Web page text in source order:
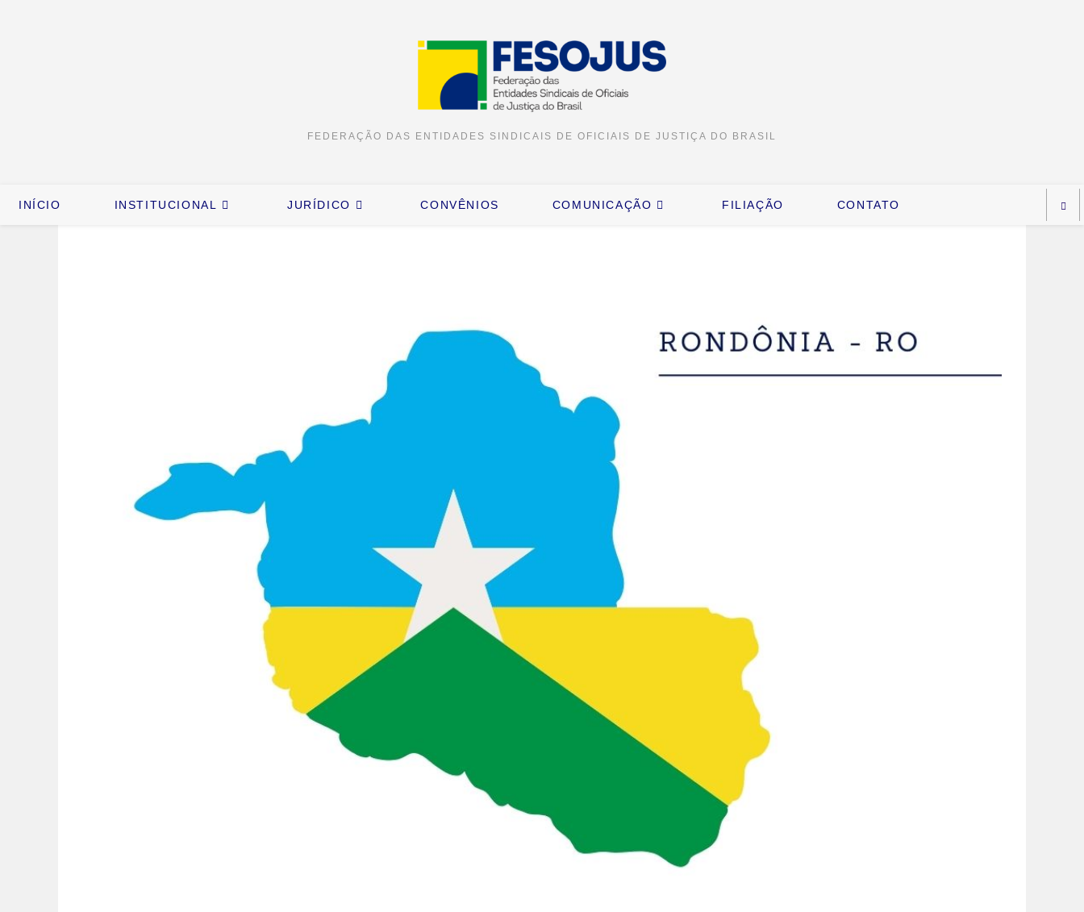
FEDERAÇÃO DAS ENTIDADES SINDICAIS DE OFICIAIS DE JUSTIÇA DO BRASIL
INÍCIO INSTITUCIONAL JURÍDICO CONVÊNIOS COMUNICAÇÃO FILIAÇÃO CONTATO